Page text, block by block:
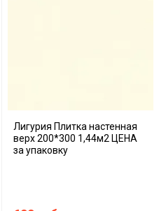
Лигурия Плитка настенная
верх 200*300 1,44м2 ЦЕНА
за упаковку